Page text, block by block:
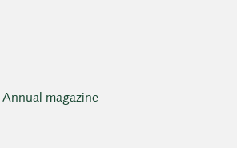
magazine